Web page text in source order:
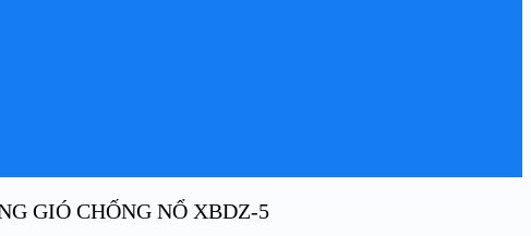
GIÓ CHỐNG NỔ XBDZ-5